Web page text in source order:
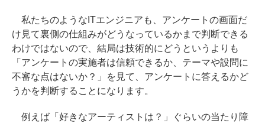
私たちのようなITエンジニアも、アンケートの画面だ
け見て裏側の仕組みがどうなっているかまで判断できる
わけではないので、結局は技術的にどうというよりも
「アンケートの実施者は信頼できるか、テーマや設問に
不審な点はないか？」を見て、アンケートに答えるかど
うかを判断することになります。
例えば「好きなアーティストは？」ぐらいの当たり障